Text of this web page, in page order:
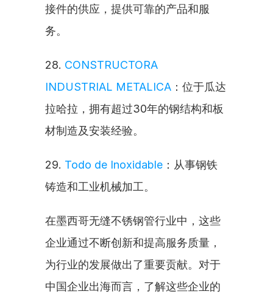
接件的供应，提供可靠的产品和服
务。
28. CONSTRUCTORA
INDUSTRIAL METALICA ：位于瓜达
拉哈拉，拥有超过30年的钢结构和板
材制造及安装经验。
29. Todo de Inoxidable ：从事钢铁
铸造和工业机械加工。
在墨西哥无缝不锈钢管行业中，这些
企业通过不断创新和提高服务质量，
为行业的发展做出了重要贡献。对于
中国企业出海而言，了解这些企业的